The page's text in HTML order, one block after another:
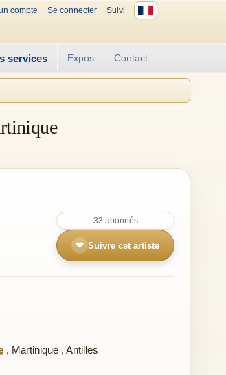
compte Se connecter
Suivi
services Expos Contact
33 abonnés
❤ Suivre cet artiste
, Martinique , Antilles